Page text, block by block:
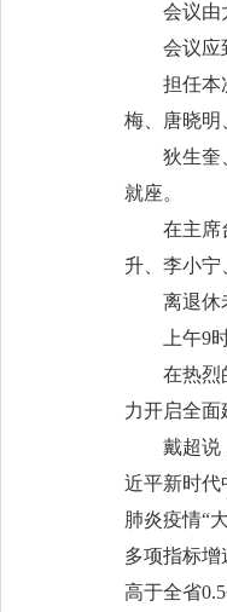
会议由大
会议应到
担任本次
梅、唐晓明
狄生奎、
就座。
在主席台
升、李小宁
离退休老
上午9时
在热烈的
力开启全面
戴超说，
近平新时代
肺炎疫情“
多项指标增
高于全省